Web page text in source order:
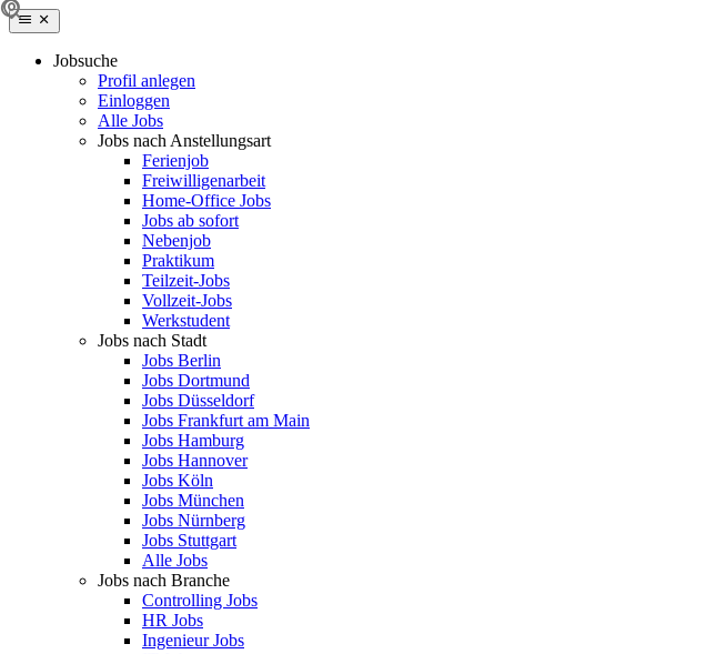
Jobsuche
Profil anlegen
Einloggen
Alle Jobs
Jobs nach Anstellungsart
Ferienjob
Freiwilligenarbeit
Home-Office Jobs
Jobs ab sofort
Nebenjob
Praktikum
Teilzeit-Jobs
Vollzeit-Jobs
Werkstudent
Jobs nach Stadt
Jobs Berlin
Jobs Dortmund
Jobs Düsseldorf
Jobs Frankfurt am Main
Jobs Hamburg
Jobs Hannover
Jobs Köln
Jobs München
Jobs Nürnberg
Jobs Stuttgart
Alle Jobs
Jobs nach Branche
Controlling Jobs
HR Jobs
Ingenieur Jobs